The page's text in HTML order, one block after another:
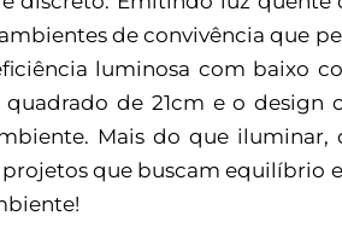
de convivência que
luminosa com baixo
de 21cm e o
Mais do que
que buscam equilíbrio